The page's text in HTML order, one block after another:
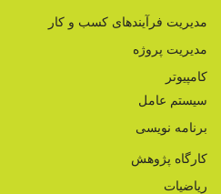
مدیریت فرآیندهای کسب و کار
مدیریت پروژه
کامپیوتر
سیستم عامل
برنامه نویسی
کارگاه پژوهش
ریاضیات